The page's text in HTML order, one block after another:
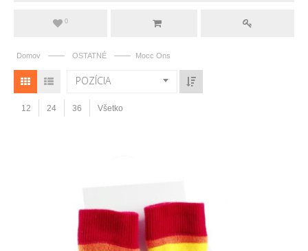
0
Domov —— OSTATNÉ —— Mocc Ons
POZÍCIA
12 24 36 Všetko